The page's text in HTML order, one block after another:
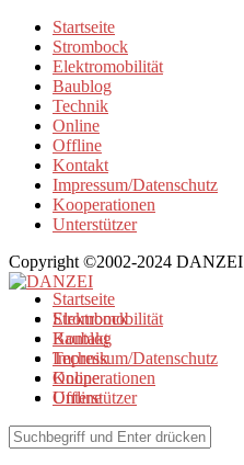
Startseite
Strombock
Elektromobilität
Baublog
Technik
Online
Offline
Kontakt
Impressum/Datenschutz
Kooperationen
Unterstützer
Copyright ©2002-2024 DANZEI
Startseite
Strombock
Kontakt
Impressum/Datenschutz
Kooperationen
Unterstützer
Elektromobilität
Baublog
Technik
Online
Offline
Elektromobilität